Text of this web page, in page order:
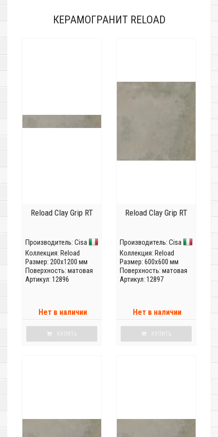
КЕРАМОГРАНИТ RELOAD
Reload Clay Grip RT
Производитель: Cisa
Коллекция: Reload
Размер: 200x1200 мм
Поверхность: матовая
Артикул: 12896
Нет в наличии
КУПИТЬ
Reload Clay Grip RT
Производитель: Cisa
Коллекция: Reload
Размер: 600x600 мм
Поверхность: матовая
Артикул: 12897
Нет в наличии
КУПИТЬ